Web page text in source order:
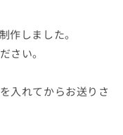
作しました。
さい。
入れてからお送りさ